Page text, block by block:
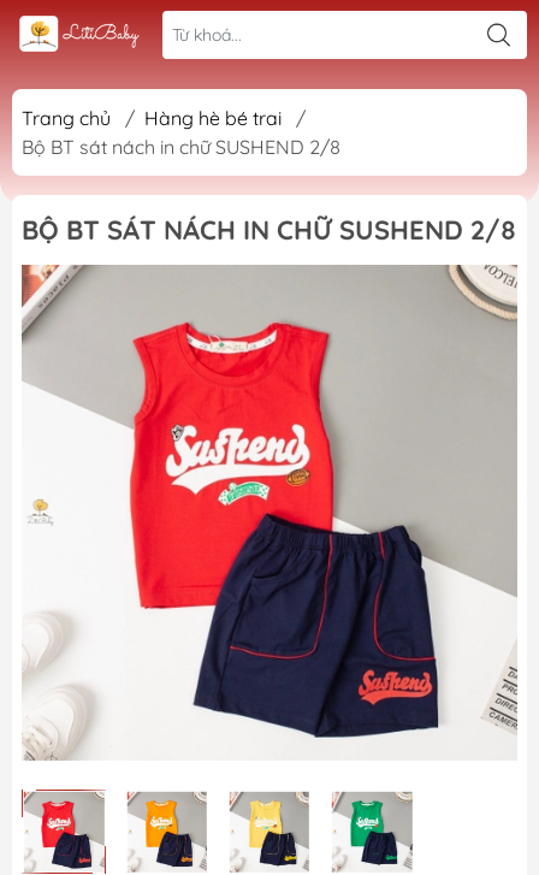
Trang chủ / Hàng hè bé trai
/
Bộ BT sát nách in chữ SUSHEND 2/8
BỘ BT SÁT NÁCH IN CHỮ SUSHEND 2/8